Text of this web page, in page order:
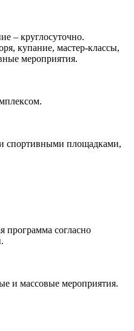
– круглосуточно.
купание, мастер-классы,
мероприятия.
спортивными площадками,
программа согласно
и массовые мероприятия.